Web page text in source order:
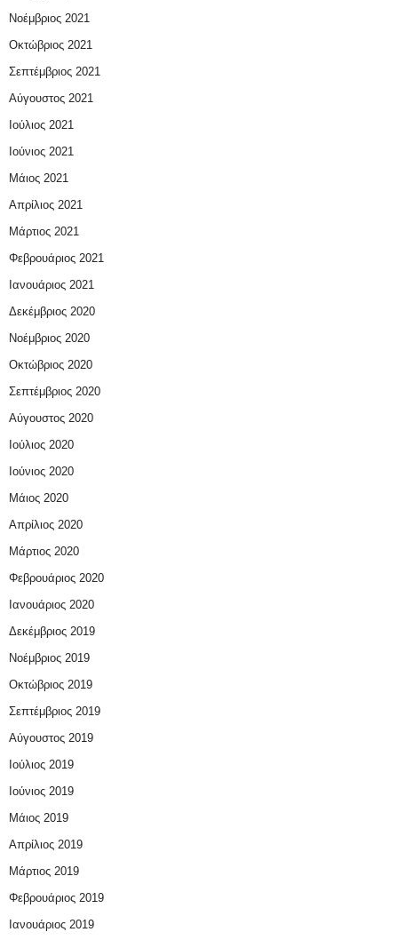
Νοέμβριος 2021
Οκτώβριος 2021
Σεπτέμβριος 2021
Αύγουστος 2021
Ιούλιος 2021
Ιούνιος 2021
Μάιος 2021
Απρίλιος 2021
Μάρτιος 2021
Φεβρουάριος 2021
Ιανουάριος 2021
Δεκέμβριος 2020
Νοέμβριος 2020
Οκτώβριος 2020
Σεπτέμβριος 2020
Αύγουστος 2020
Ιούλιος 2020
Ιούνιος 2020
Μάιος 2020
Απρίλιος 2020
Μάρτιος 2020
Φεβρουάριος 2020
Ιανουάριος 2020
Δεκέμβριος 2019
Νοέμβριος 2019
Οκτώβριος 2019
Σεπτέμβριος 2019
Αύγουστος 2019
Ιούλιος 2019
Ιούνιος 2019
Μάιος 2019
Απρίλιος 2019
Μάρτιος 2019
Φεβρουάριος 2019
Ιανουάριος 2019